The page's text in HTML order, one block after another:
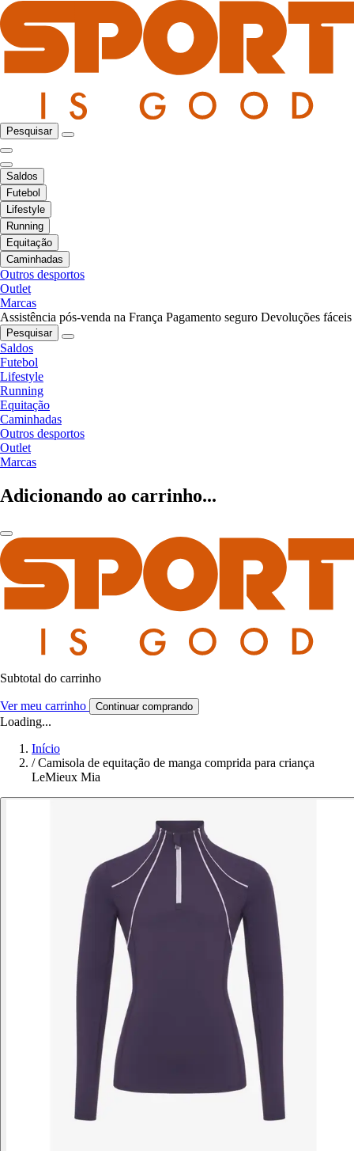
Pesquisar
Saldos
Futebol
Lifestyle
Running
Equitação
Caminhadas
Outros desportos
Outlet
Marcas
Assistência pós-venda na França Pagamento seguro Devoluções fáceis
Pesquisar
Saldos
Futebol
Lifestyle
Running
Equitação
Caminhadas
Outros desportos
Outlet
Marcas
Adicionando ao carrinho...
Subtotal do carrinho
Ver meu carrinho Continuar comprando
Loading...
Início
/ Camisola de equitação de manga comprida para criança
LeMieux Mia